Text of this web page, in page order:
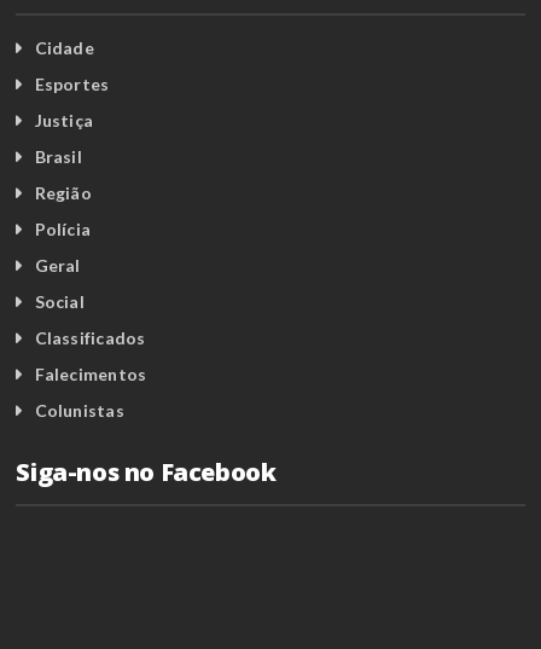
Cidade
Esportes
Justiça
Brasil
Região
Polícia
Geral
Social
Classificados
Falecimentos
Colunistas
Siga-nos no Facebook